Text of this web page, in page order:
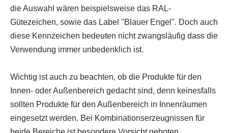
die Auswahl wären beispielsweise das RAL-
Gütezeichen, sowie das Label "Blauer Engel". Doch auch
diese Kennzeichen bedeuten nicht zwangsläufig dass die
Verwendung immer unbedenklich ist.
Wichtig ist auch zu beachten, ob die Produkte für den
Innen- oder Außenbereich gedacht sind, denn keinesfalls
sollten Produkte für den Außenbereich in Innenräumen
eingesetzt werden. Bei Kombinationserzeugnissen für